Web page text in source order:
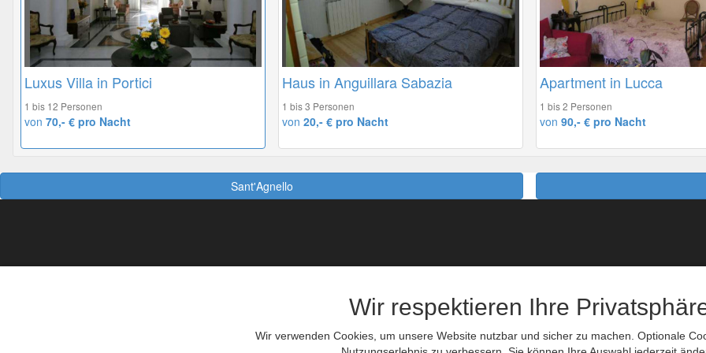
Wir respektieren Ihre
Wir verwenden Cookies, um unsere Website nutzbar und sicher zu machen. Optionale
Luxus Villa in Portici
1 bis 12 Personen
von 70,- € pro Nacht
Haus in Anguillara Sabazia
1 bis 3 Personen
von 20,- € pro Nacht
Apartment in Lucca
1 bis 2 Personen
von 90,- € pro Nacht
Sant'Agnello
So geht das Buchen
Reiseversicherung
Flugbuchung
Autovermietung
Messen
Reisetips
Links